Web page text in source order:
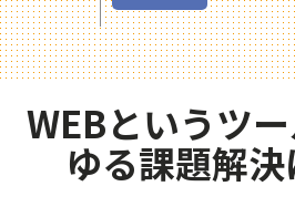
WEBというツ
ゆる課題解決